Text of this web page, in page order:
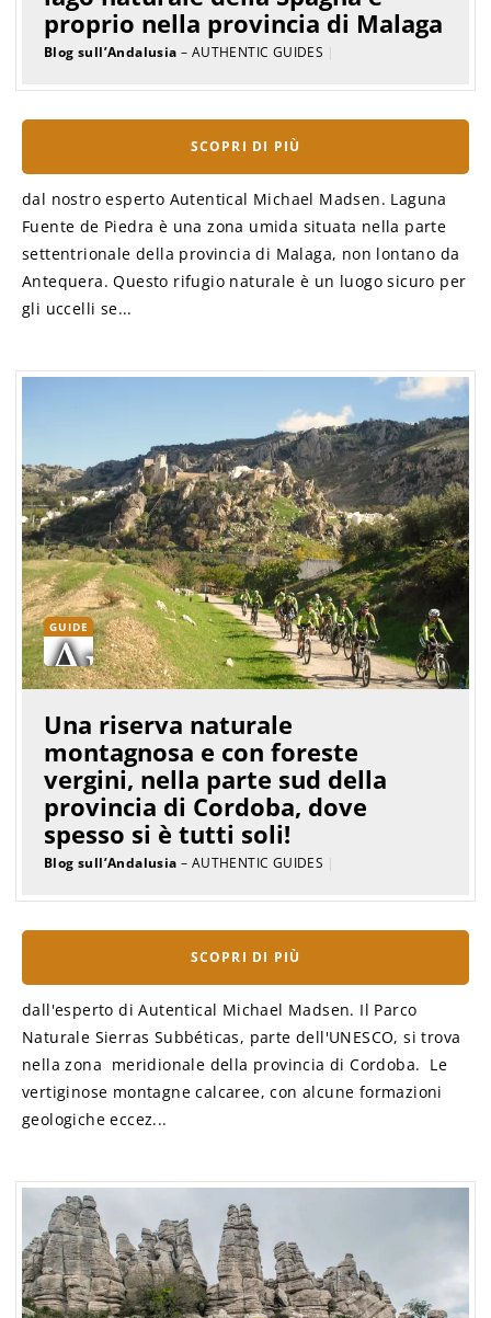
proprio nella provincia di Malaga
Blog sull’Andalusia – AUTHENTIC GUIDES |
SCOPRI DI PIÙ
dal nostro esperto Autentical Michael Madsen. Laguna
Fuente de Piedra è una zona umida situata nella parte
settentrionale della provincia di Malaga, non lontano da
Antequera. Questo rifugio naturale è un luogo sicuro per
gli uccelli se...
GUIDE
Una riserva naturale
montagnosa e con foreste
vergini, nella parte sud della
provincia di Cordoba, dove
spesso si è tutti soli!
Blog sull’Andalusia – AUTHENTIC GUIDES |
SCOPRI DI PIÙ
dall'esperto di Autentical Michael Madsen. Il Parco
Naturale Sierras Subbéticas, parte dell'UNESCO, si trova
nella zona meridionale della provincia di Cordoba. Le
vertiginose montagne calcaree, con alcune formazioni
geologiche eccez...